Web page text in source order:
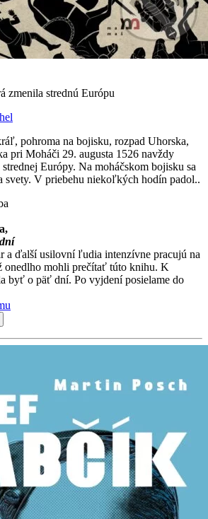
zmenila strednú Európu
pohroma na bojisku, rozpad Uhorska,
pri Moháči 29. augusta 1526 navždy
Európy. Na moháčskom bojisku sa
svety. V priebehu niekoľkých hodín padol..
a ďalší usilovní ľudia intenzívne pracujú na
onedlho mohli prečítať túto knihu. K
byť o päť dní. Po vyjdení posielame do